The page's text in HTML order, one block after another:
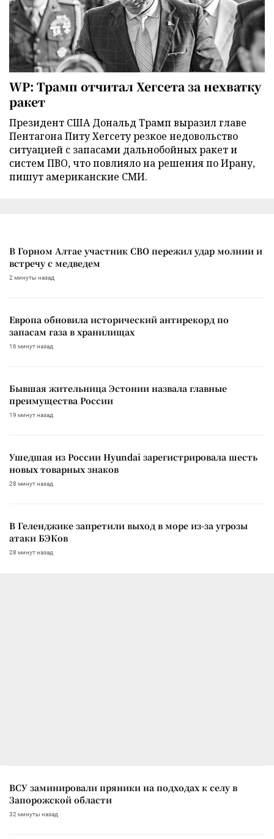
WP: Трамп отчитал Хегсета за нехватку
ракет
Президент США Дональд Трамп выразил главе
Пентагона Питу Хегсету резкое недовольство
ситуацией с запасами дальнобойных ракет и
систем ПВО, что повлияло на решения по Ирану,
пишут американские СМИ.
В Горном Алтае участник СВО пережил удар молнии и
встречу с медведем
2 минуты назад
Европа обновила исторический антирекорд по
запасам газа в хранилищах
16 минут назад
Бывшая жительница Эстонии назвала главные
преимущества России
19 минут назад
Ушедшая из России Hyundai зарегистрировала шесть
новых товарных знаков
28 минут назад
В Геленджике запретили выход в море из-за угрозы
атаки БЭКов
28 минут назад
ВСУ заминировали пряники на подходах к селу в
Запорожской области
32 минуты назад